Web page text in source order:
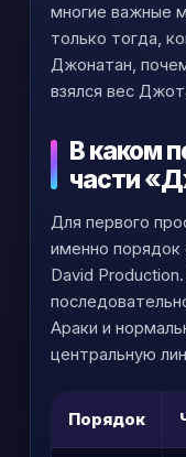
многие важные
только тогда,
Джонатан,
взялся вес
В каком
части
Для первого
именно порядок
David
Араки и
центральную
Порядок